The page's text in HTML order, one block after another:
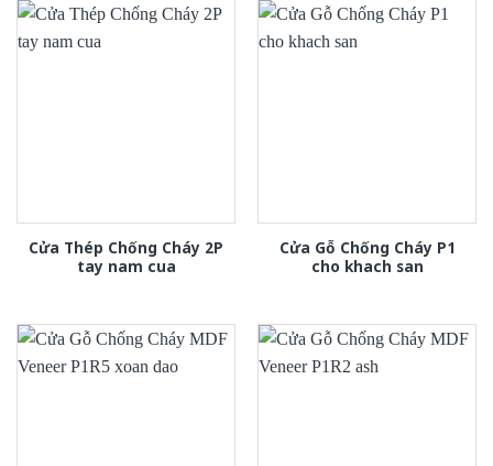
Cửa Thép Chống Cháy 2P
tay nam cua
Cửa Gỗ Chống Cháy P1
cho khach san